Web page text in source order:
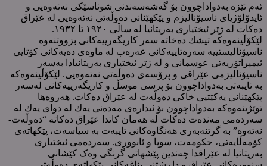
ئەم تێزە بەدواداچوون بۆ گەشەسەندنی شوناسێکی نەتەوەیی و
ئایدۆلۆژیای ناسیۆنالیزم و پێکهێنانی دەوڵەتی نەتەوەیی لە عێراق
دەکات لە ژێر ئیختیاری بەریتانیا لە ساڵی ١٩٢٠ تا ١٩٣٢.
لێکۆڵینەوەکە تیشك دەخاتە سەر کاریگەرییەکانی بزووتنەوە
ناسیۆنالیستییە سەرەتاییەکانی عەرەب لە ماوەی دەیەکانی کۆتایی
ئیمپراتۆریەتی عوسمانی و لە ژێر ئیختیاری بەریتانیادا بەسەر
ناسیۆنالیزمی عێراقی و پرۆسەی دەوڵەتی نەتەوەیی. لێکۆڵینەوەکە
بە تایبەتی بەدواداچوون بۆ پرسی موسڵ و کاریگەرییەکانی لەسەر
پێکهێنانی یەکێتیی خاکی دەوڵەت لە عێراق دەکات. هەروەها
توێژینەوەکە بەدواداچوون بۆ ئیدارەی مەدەنی یەك لە دوای یەك لە
سەردەمی مەندەت دەکات لە هەمان کاتدا عێراق دەکاتە “دەوڵەت-
نەتەوە” بە گرتنەبەری هەنگاوەکانی تایبەت بە سیاسەت، پێکهاتەی
کۆمەڵایەتی، حکومەت، سوپا و ئابووری. سەردەمی ئیختیاری
بەریتانیا لە عێراقدا چەندین پێشهاتی گرنگی وەک کێشانی